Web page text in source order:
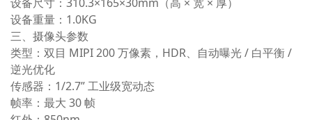
设备重量 ：1.0KG
三、摄像头参数
类型 ：双目 MIPI 200 万像素，HDR、自动曝光 / 白平衡 /
逆光优化
传感器 ：1/2.7” 工业级宽动态
帧率 ：最大 30 帧